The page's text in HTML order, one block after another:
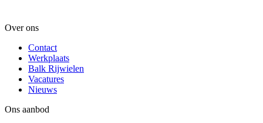
Over ons
Contact
Werkplaats
Balk Rijwielen
Vacatures
Nieuws
Ons aanbod